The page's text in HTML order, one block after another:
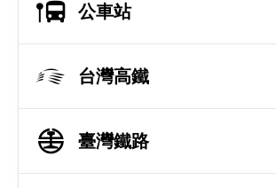
公車站
台灣高鐵
臺灣鐵路